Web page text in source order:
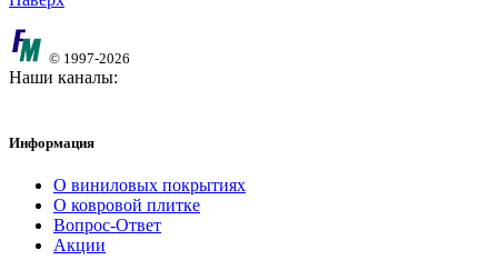
© 1997-2026
Наши каналы:
Информация
О виниловых покрытиях
О ковровой плитке
Вопрос-Ответ
Акции